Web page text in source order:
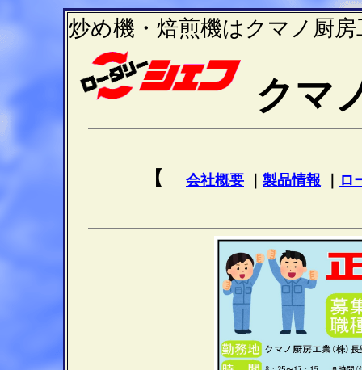
炒め機・焙煎機はクマノ厨
クマ
【 会社概要 製品情報 ロ